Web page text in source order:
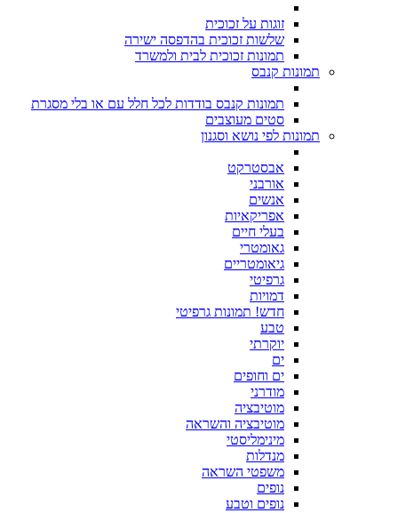
זוגות על זכוכית
שלשות זכוכית בהדפסה ישירה
תמונות זכוכית לבית ולמשרד
תמונות קנבס
תמונות קנבס בודדות לכל חלל עם או בלי מסגרת
סטים מעוצבים
תמונות לפי נושא וסגנון
אבסטרקט
אורבני
אנשים
אפריקאיות
בעלי חיים
גאומטרי
גיאומטריים
גרפיטי
דמויות
חדש! תמונות גרפיטי
טבע
יוקרתי
ים
ים וחופים
מודרני
מוטיבציה
מוטיבציה והשראה
מינימליסטי
מנדלות
משפטי השראה
נופים
נופים וטבע